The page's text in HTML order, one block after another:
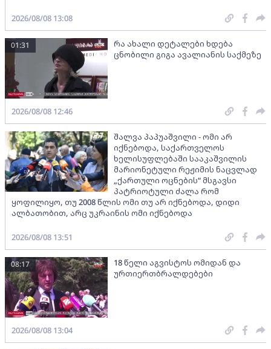
2026/08/08 13:08
რა ახალი დეტალები ხდება
ცნობილი გიგა ავალიანის საქმეზე
01:31
2026/08/08 12:46
შალვა პაპუაშვილი - ომი არ
იქნებოდა, საქართველოს
ხელისუფლებაში სააკაშვილის
მარიონეტული რეჟიმის ნაცვლად
„ქართული ოცნების“ მსგავსი
პატრიოტული ძალა რომ
ყოფილიყო, თუ 2008 წლის ომი თუ არ იქნებოდა, დიდი
ალბათობით, არც უკრაინის ომი იქნებოდა
2026/08/08 13:51
18 წელი აგვისტოს ომიდან და
ურთიერთბრალდებები
08:17
2026/08/08 13:04